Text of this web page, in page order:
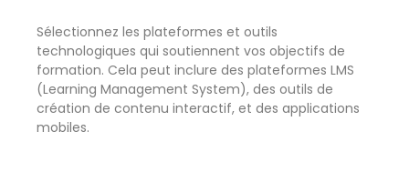
Sélectionnez les plateformes et outils
technologiques qui soutiennent vos objectifs de
formation. Cela peut inclure des plateformes LMS
(Learning Management System), des outils de
création de contenu interactif, et des applications
mobiles.